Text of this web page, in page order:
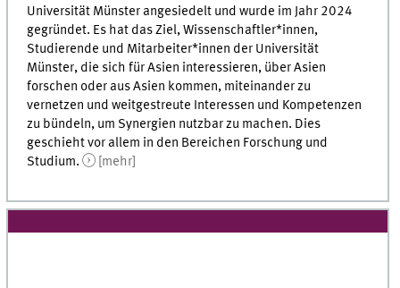
Universität Münster angesiedelt und wurde im Jahr 2024
gegründet. Es hat das Ziel, Wissenschaftler*innen,
Studierende und Mitarbeiter*innen der Universität
Münster, die sich für Asien interessieren, über Asien
forschen oder aus Asien kommen, miteinander zu
vernetzen und weitgestreute Interessen und Kompetenzen
zu bündeln, um Synergien nutzbar zu machen. Dies
geschieht vor allem in den Bereichen Forschung und
Studium.
[mehr]